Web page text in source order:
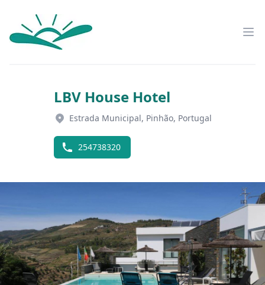
Trás-os-Montes
LBV House Hotel
Estrada Municipal, Pinhão, Portugal
254738320